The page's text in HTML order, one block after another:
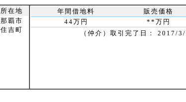
所在地
那覇市
住吉町
年間借地料
販売価格
44万円
**万円
（仲介）取引完了日： 2017/